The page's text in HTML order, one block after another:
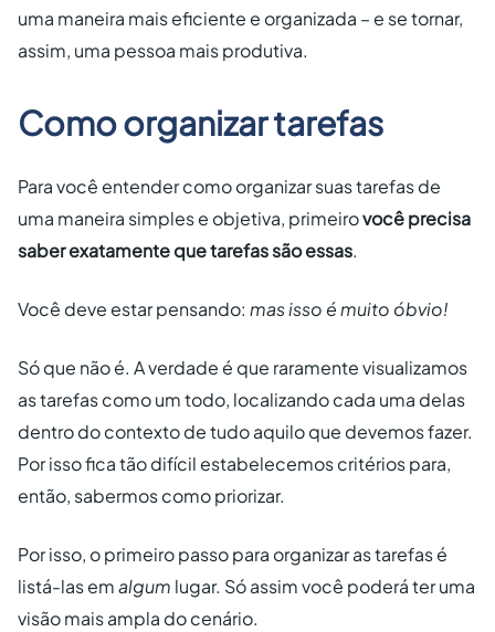
uma maneira mais eficiente e organizada – e se tornar,
assim, uma pessoa mais produtiva.
Como organizar tarefas
Para você entender como organizar suas tarefas de
uma maneira simples e objetiva, primeirovocê precisa
saber exatamente que tarefas são essas.
Você deve estar pensando: mas isso é muito óbvio!
Só que não é. A verdade é que raramente visualizamos
as tarefas como um todo, localizando cada uma delas
dentro do contexto de tudo aquilo que devemos fazer.
Por isso fica tão difícil estabelecemos critérios para,
então, sabermoscomo priorizar.
Por isso, o primeiro passo para organizar as tarefas é
listá-las emalgum lugar. Só assim você poderá ter uma
visão mais ampla do cenário.